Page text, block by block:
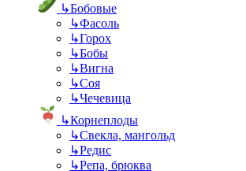
↳Бобовые
↳Фасоль
↳Горох
↳Бобы
↳Вигна
↳Соя
↳Чечевица
↳Корнеплоды
↳Свекла, мангольд
↳Редис
↳Репа, брюква